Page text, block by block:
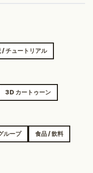
/ チュートリアル
3D カートゥーン
ループ 食品 / 飲料